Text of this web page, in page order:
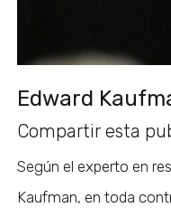
Edward
Compartir esta
Según el experto en
Kaufman, en toda